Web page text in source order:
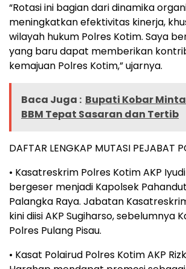
“Rotasi ini bagian dari dinamika
meningkatkan efektivitas kinerja,
wilayah hukum Polres Kotim. Saya
yang baru dapat memberikan
kemajuan Polres Kotim,” ujarnya.
Baca Juga : Bupati Kobar
BBM Tepat Sasaran dan Tertib
DAFTAR LENGKAP MUTASI PEJABAT
• Kasatreskrim Polres Kotim AKP
bergeser menjadi Kapolsek
Palangka Raya. Jabatan
kini diisi AKP Sugiharso, sebelumnya
Polres Pulang Pisau.
• Kasat Polairud Polres Kotim AKP